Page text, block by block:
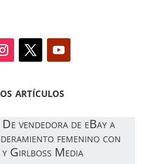
artículos
vendedora de eBay a
femenino con
Girlboss Media